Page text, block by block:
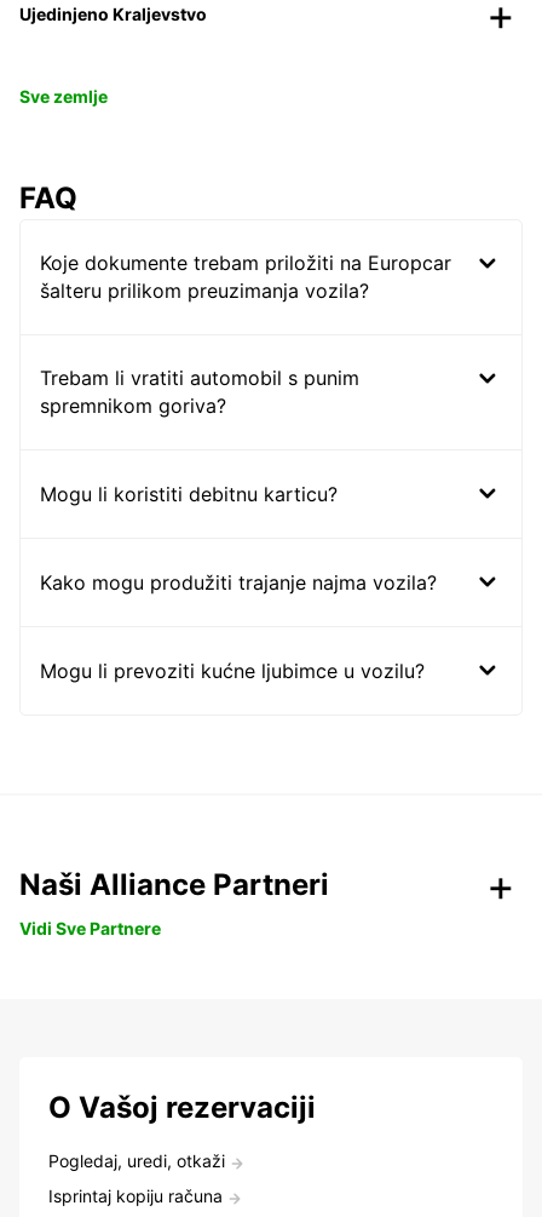
Ujedinjeno Kraljevstvo
Sve zemlje
FAQ
Koje dokumente trebam priložiti na Europcar
šalteru prilikom preuzimanja vozila?
Trebam li vratiti automobil s punim
spremnikom goriva?
Mogu li koristiti debitnu karticu?
Kako mogu produžiti trajanje najma vozila?
Mogu li prevoziti kućne ljubimce u vozilu?
Naši Alliance Partneri
Vidi Sve Partnere
O Vašoj rezervaciji
Pogledaj, uredi, otkaži
Isprintaj kopiju računa